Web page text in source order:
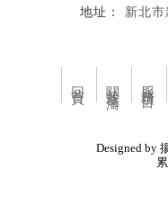
新北
服務項目
Designed by